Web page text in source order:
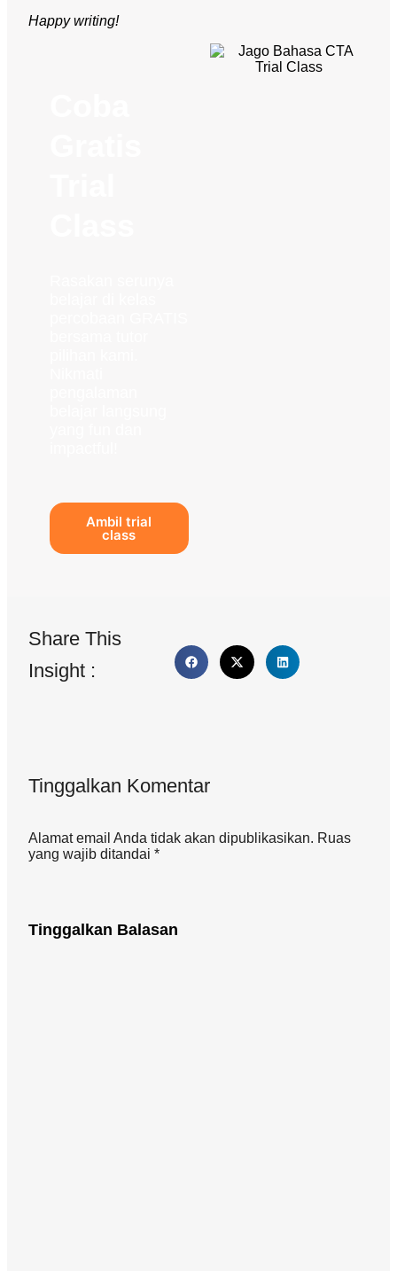
Happy writing!
Ambil trial
class
Share This
Insight :
Tinggalkan Komentar
Alamat email Anda tidak akan dipublikasikan. Ruas
yang wajib ditandai *
Tinggalkan Balasan